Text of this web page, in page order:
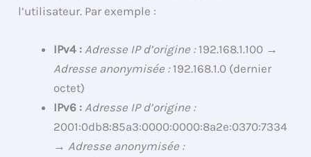
l’utilisateur. Par exemple :
IPv4 : Adresse IP d’origine :192.168.1.100 →
Adresse anonymisée :192.168.1.0 (dernier
octet)
IPv6 : Adresse IP d’origine :
2001:0db8:85a3:0000:0000:8a2e:0370:7334
→ Adresse anonymisée :